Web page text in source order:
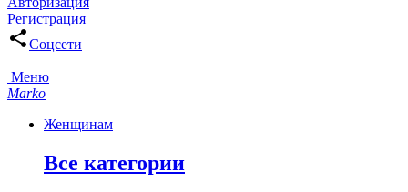
Регистрация
Соцсети
Меню
Marko
Женщинам
Все категории